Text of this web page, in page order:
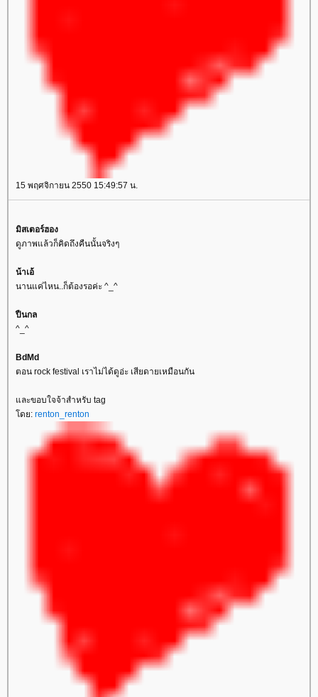
15 พฤศจิกายน 2550 15:49:57 น.
มิสเตอร์ฮอง
ดูภาพแล้วก็คิดถึงคืนนั้นจริงๆ
น้าเอ้
นานแค่ไหน..ก็ต้องรอค่ะ ^_^
ปืนกล
^_^
BdMd
ตอน rock festival เราไม่ได้ดูอ่ะ เสียดายเหมือนกัน
ละขอบใจจ้าสำหรับ tag
ดย: renton_renton